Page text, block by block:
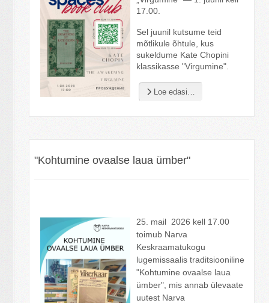
17.00.
Sel juunil kutsume teid
mõtlikule õhtule, kus
sukeldume Kate Chopini
klassikasse "Virgumine".
Loe edasi…
"Kohtumine ovaalse laua ümber"
25. mail 2026 kell17.00
toimub Narva
Keskraamatukogu
lugemissaalis traditsiooniline
"Kohtumine ovaalse laua
ümber", mis annabülevaate
uutest Narva